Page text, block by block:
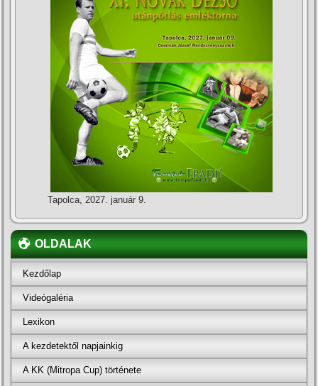
Tapolca, 2027. január 9.
OLDALAK
Kezdőlap
Videógaléria
Lexikon
A kezdetektől napjainkig
A KK (Mitropa Cup) története